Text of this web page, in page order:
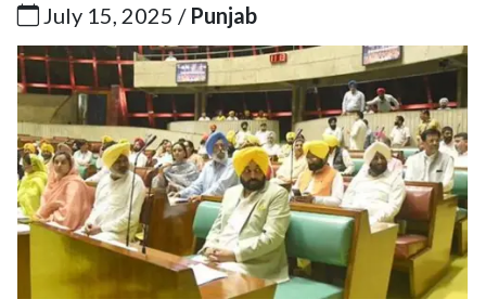
July 15, 2025 / Punjab